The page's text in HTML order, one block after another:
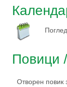
Повици
Отворен повик